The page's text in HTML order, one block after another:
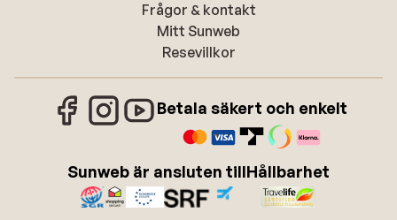
Frågor & kontakt
Mitt Sunweb
Resevillkor
Betala säkert och enkelt
Sunweb är ansluten tillHållbarhet